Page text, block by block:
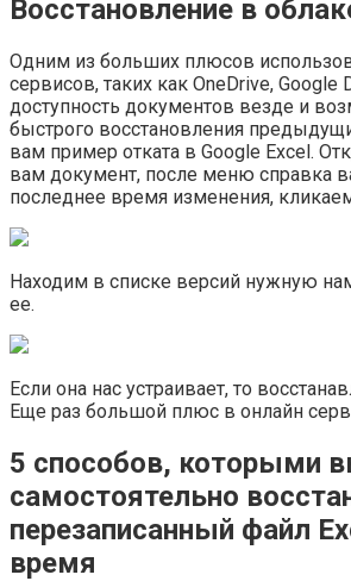
Восстановление в
Одним из больших плюсов
сервисов, таких как OneDrive, Google
доступность документов везде и
быстрого восстановления
вам пример отката в Google Excel.
вам документ, после меню справка
последнее время изменения,
Находим в списке версий нужную
ее.
Если она нас устраивает, то
Еще раз большой плюс в онлайн
5 способов, которыми
самостоятельно
перезаписанный файл
время